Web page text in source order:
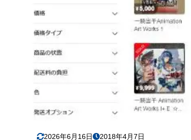
2026年6月16日 2018年4月7日